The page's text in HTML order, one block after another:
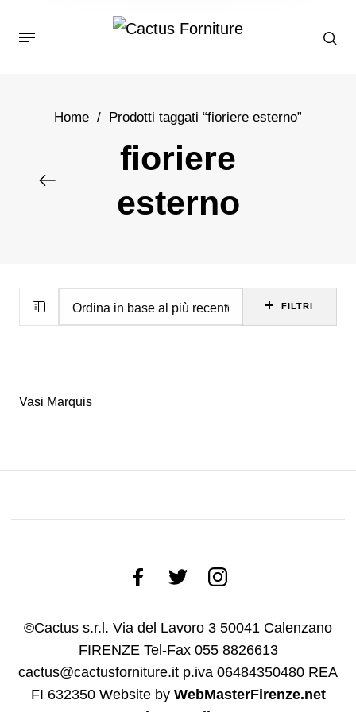
Home / Prodotti taggati “fioriere esterno”
fioriere
esterno
FILTRI
Vasi Marquis
©Cactus s.r.l. Via del Lavoro 3 50041 Calenzano
FIRENZE Tel-Fax 055 8826613
cactus@cactusforniture.it p.iva 06484350480 REA
FI 632350 Website by WebMasterFirenze.net